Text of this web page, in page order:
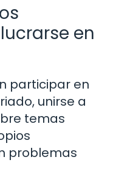
en
participar en
unirse a
temas
problemas